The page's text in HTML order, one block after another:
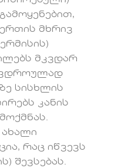
მხრივ
მკვდარ
სისხლის
კანის
რაც იწვევს
შევსებას.